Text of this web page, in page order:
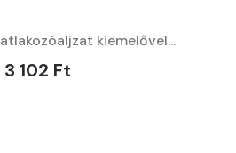
kiemelővel...
3 102 Ft